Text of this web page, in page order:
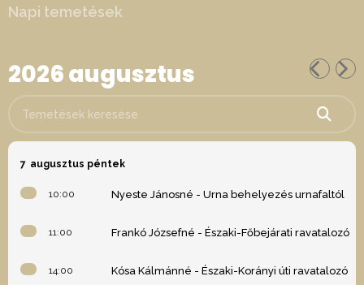
Napi temetések
2026 augusztus
7 augusztus péntek
10:00 Nyeste Jánosné - Urna behelyezés urnafaltól
11:00 Frankó Józsefné - Északi-Főbejárati ravatalozó
14:00 Kósa Kálmánné - Északi-Korányi úti ravatalozó